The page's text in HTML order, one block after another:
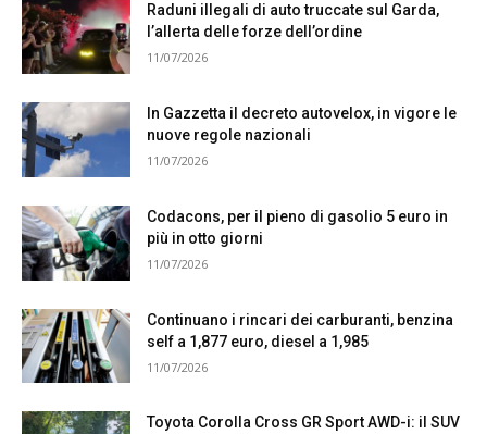
Raduni illegali di auto truccate sul Garda,
l’allerta delle forze dell’ordine
11/07/2026
In Gazzetta il decreto autovelox, in vigore le
nuove regole nazionali
11/07/2026
Codacons, per il pieno di gasolio 5 euro in
più in otto giorni
11/07/2026
Continuano i rincari dei carburanti, benzina
self a 1,877 euro, diesel a 1,985
11/07/2026
Toyota Corolla Cross GR Sport AWD-i: il SUV